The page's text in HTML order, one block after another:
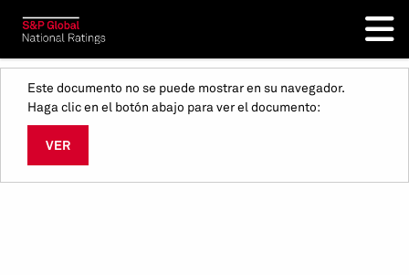
Este documento no se puede mostrar en su navegador.
Haga clic en el botón abajo para ver el documento:
VER